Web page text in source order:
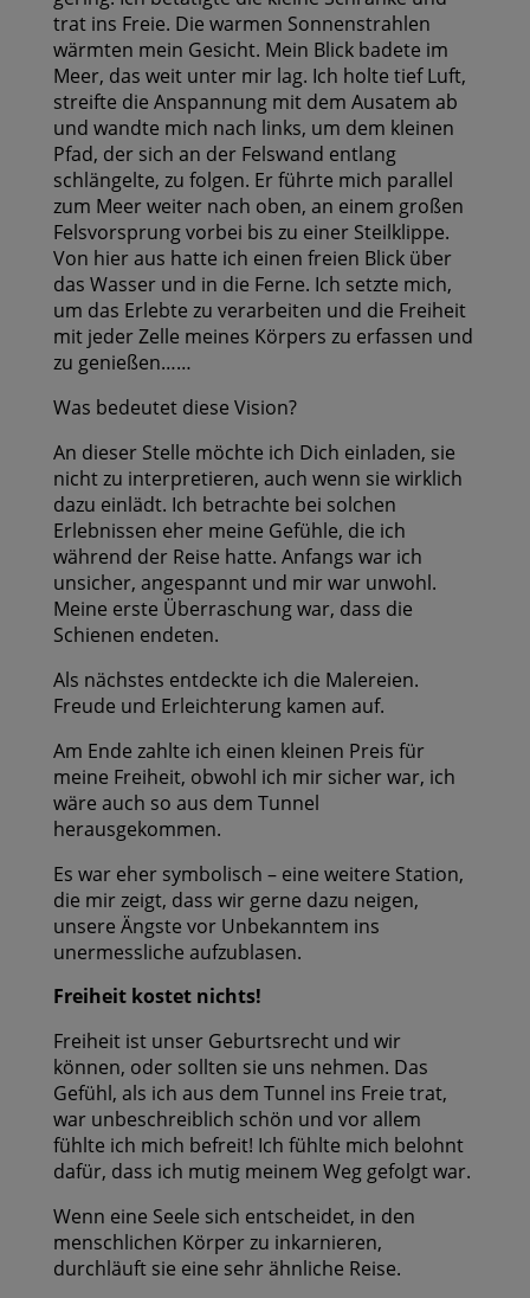
trat ins Freie. Die warmen Sonnenstrahlen
wärmten mein Gesicht. Mein Blick badete im
Meer, das weit unter mir lag. Ich holte tief Luft,
streifte die Anspannung mit dem Ausatem ab
und wandte mich nach links, um dem kleinen
Pfad, der sich an der Felswand entlang
schlängelte, zu folgen. Er führte mich parallel
zum Meer weiter nach oben, an einem großen
Felsvorsprung vorbei bis zu einer Steilklippe.
Von hier aus hatte ich einen freien Blick über
das Wasser und in die Ferne. Ich setzte mich,
um das Erlebte zu verarbeiten und die Freiheit
mit jeder Zelle meines Körpers zu erfassen und
zu genießen……
Was bedeutet diese Vision?
An dieser Stelle möchte ich Dich einladen, sie
nicht zu interpretieren, auch wenn sie wirklich
dazu einlädt. Ich betrachte bei solchen
Erlebnissen eher meine Gefühle, die ich
während der Reise hatte. Anfangs war ich
unsicher, angespannt und mir war unwohl.
Meine erste Überraschung war, dass die
Schienen endeten.
Als nächstes entdeckte ich die Malereien.
Freude und Erleichterung kamen auf.
Am Ende zahlte ich einen kleinen Preis für
meine Freiheit, obwohl ich mir sicher war, ich
wäre auch so aus dem Tunnel
herausgekommen.
Es war eher symbolisch – eine weitere Station,
die mir zeigt, dass wir gerne dazu neigen,
unsere Ängste vor Unbekanntem ins
unermessliche aufzublasen.
Freiheit kostet nichts!
Freiheit ist unser Geburtsrecht und wir
können, oder sollten sie uns nehmen. Das
Gefühl, als ich aus dem Tunnel ins Freie trat,
war unbeschreiblich schön und vor allem
fühlte ich mich befreit! Ich fühlte mich belohnt
dafür, dass ich mutig meinem Weg gefolgt war.
Wenn eine Seele sich entscheidet, in den
menschlichen Körper zu inkarnieren,
durchläuft sie eine sehr ähnliche Reise.